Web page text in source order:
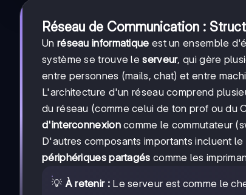
Réseau de Communication :
Un réseau informatique est un ensemble
système se trouve leserveur, qui gère
entre personnes (mails, chat) et entre
L'architecture d'un réseau comprend
du réseau (comme celui de ton prof ou du
d'interconnexioncomme le commutateur
D'autres composants importants incluent le
périphériques partagés comme les
💡 À retenir :Le serveur est comme le